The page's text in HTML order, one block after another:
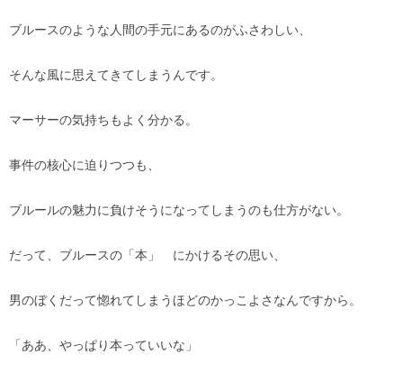
ブルースのような人間の手元にあるのがふさわしい、
そんな風に思えてきてしまうんです。
マーサーの気持ちもよく分かる。
事件の核心に迫りつつも、
ブルールの魅力に負けそうになってしまうのも仕方がない。
だって、ブルースの「本」 にかけるその思い、
男のぼくだって惚れてしまうほどのかっこよさなんですから。
「ああ、やっぱり本っていいな」